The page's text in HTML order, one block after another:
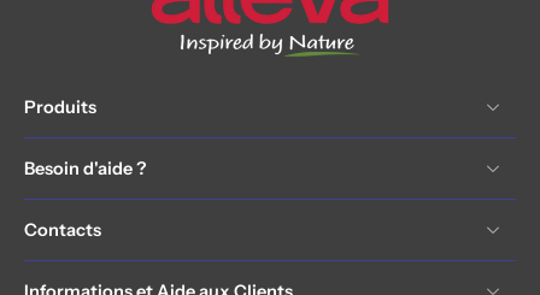
Produits
Besoin d'aide ?
Contacts